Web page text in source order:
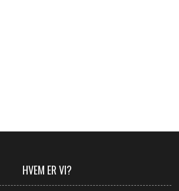
​​HVEM ER VI?​